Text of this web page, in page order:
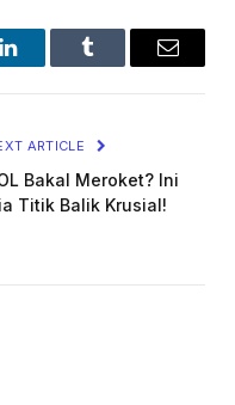
LinkedInTumblr Email
ARTICLE
Bakal Meroket? Ini
Titik Balik Krusial!